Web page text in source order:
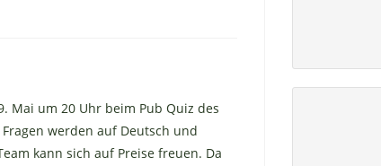
Mai um 20 Uhr beim Pub Quiz des
werden auf Deutsch und
kann sich auf Preise freuen. Da